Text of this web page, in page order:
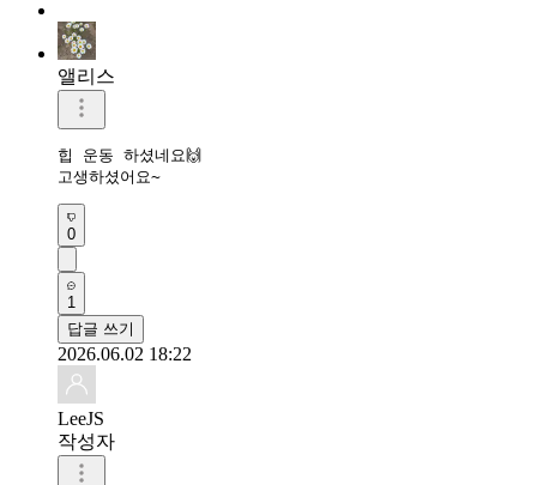
앨리스
힙 운동 하셨네요🙌
고생하셨어요~
0
1
답글 쓰기
2026.06.02 18:22
LeeJS
작성자